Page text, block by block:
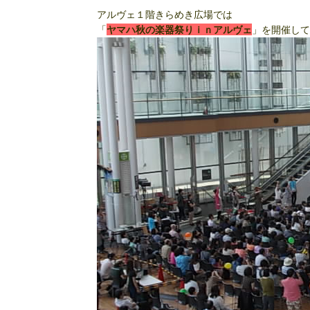
アルヴェ１階きらめき広場では
「ヤマハ秋の楽器祭りｉｎアルヴェ 」を開催し